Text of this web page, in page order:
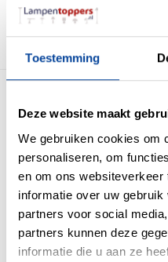
Toestemming
Deze website maakt
We gebruiken cookies om
personaliseren, om
en om ons
informatie over uw
partners voor social
partners kunnen deze
informatie die u aan ze
Garantie
Meer